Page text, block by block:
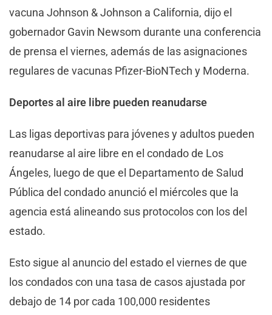
vacuna Johnson & Johnson a California, dijo el
gobernador Gavin Newsom durante una conferencia
de prensa el viernes, además de las asignaciones
regulares de vacunas Pfizer-BioNTech y Moderna.
Deportes al aire libre pueden reanudarse
Las ligas deportivas para jóvenes y adultos pueden
reanudarse al aire libre en el condado de Los
Ángeles, luego de que el Departamento de Salud
Pública del condado anunció el miércoles que la
agencia está alineando sus protocolos con los del
estado.
Esto sigue al anuncio del estado el viernes de que
los condados con una tasa de casos ajustada por
debajo de 14 por cada 100,000 residentes